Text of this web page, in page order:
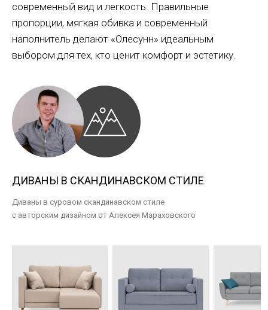
современный вид и легкость. Правильные
пропорции, мягкая обивка и современный
наполнитель делают «Олесунн» идеальным
выбором для тех, кто ценит комфорт и эстетику.
ДИВАНЫ В СКАНДИНАВСКОМ СТИЛЕ
Диваны в суровом скандинавском стиле
с авторским дизайном от Алексея Мараховского